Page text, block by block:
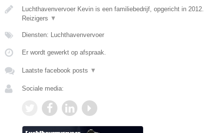
Luchthavenvervoer Kevin is een familiebedrijf, opgericht in 2012.
Reizigers ▼
Diensten: Luchthavenvervoer
Er wordt gewerkt op afspraak.
Laatste facebook posts ▼
Sociale media: